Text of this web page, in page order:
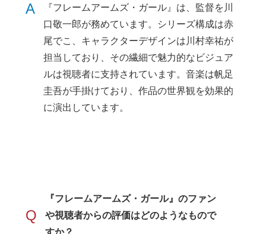
A
『フレームアームズ・ガール』は、監督を川
口敬一郎が務めています。シリーズ構成は赤
尾でこ、キャラクターデザインは川村幸祐が
担当しており、その繊細で魅力的なビジュア
ルは視聴者に支持されています。音楽は帆足
圭吾が手掛けており、作品の世界観を効果的
に演出しています。
Q
『フレームアームズ・ガール』のファン
や視聴者からの評価はどのようなもので
すか？